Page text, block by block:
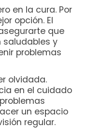
en la cura. Por
opción. El
que
saludables y
problemas
olvidada.
en el cuidado
un espacio
regular.